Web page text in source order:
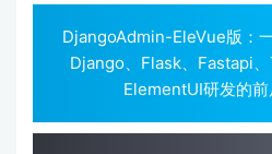
DjangoAdmin-EleVue版：
Django、Flask、Fastapi、
ElementUI研发的